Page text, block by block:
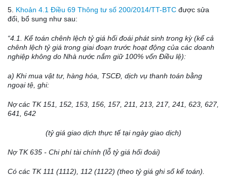
5. Khoản 4.1 Điều 69 Thông tư số 200/2014/TT-BTC được sửa
đổi, bổ sung như sau:
“4.1. Kế toán chênh lệch tỷ giá hối đoái phát sinh trong kỳ (kể cả
chênh lệch tỷ giá trong giai đoạn trước hoạt động của các doanh
nghiệp không do Nhà nước nắm giữ 100% vốn Điều lệ):
a) Khimua vật tư, hàng hóa, TSCĐ, dịch vụ thanh toán bằng
ngoại tệ, ghi:
Nợ các TK 151, 152, 153, 156, 157, 211, 213, 217, 241, 623, 627,
641, 642
(tỷ giá giao dịch thực tế tại ngày giao dịch)
Nợ TK 635 - Chiphí tài chính (lỗ tỷ giá hối đoái)
Có các TK 111 (1112), 112 (1122) (theo tỷ giá ghi sổ kế toán).